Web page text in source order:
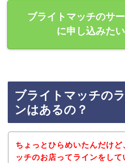
ブライトマッチのサ
に申し込みた
ブライトマッチの
ンはあるの？
ちょっとひらめいたんだけど
ッチのお店ってラインをして